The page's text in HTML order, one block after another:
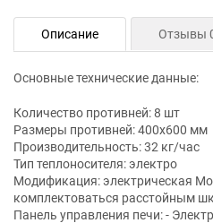
Описание Отзывы
Основные технические данные:
Количество противней: 8 шт
Размеры противней: 400х600 мм
Производительность: 32 кг/час
Тип теплоносителя: электро
Модификация: электрическая
комплектоваться расстойным
Панель управления печи: -